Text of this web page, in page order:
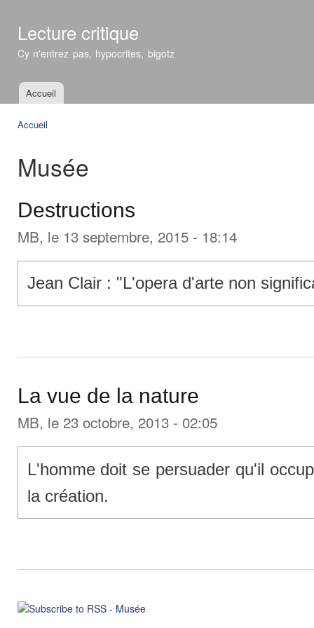
Lecture critique
Cy n'entrez pas, hypocrites, bigotz
Menu principal
Accueil
Accueil
Musée
Destructions
MB, le 13 septembre, 2015 - 18:14
Jean Clair : "L'opera d'arte non
La vue de la nature
MB, le 23 octobre, 2013 - 02:05
L'homme doit se persuader qu'il
la création.